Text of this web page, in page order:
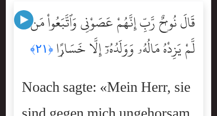
قَالَ نُوحٌۭ رَّبِّ إِنَّهُمْ عَصَوْنِى وَٱتَّبَعُواْ مَن
لَّمْ يَزِدْهُ مَالُهُۥ وَوَلَدُهُۥٓ إِلَّا خَسَارًۭا ﴿٢١﴾
Noach sagte: «Mein Herr, sie